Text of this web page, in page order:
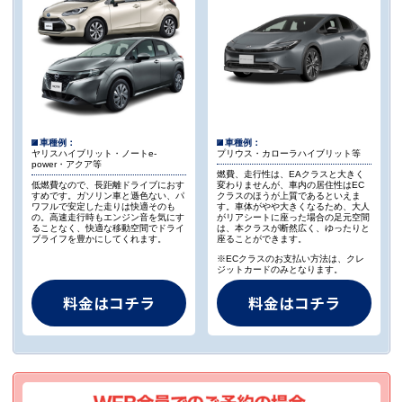
車種例：
ヤリスハイブリット・ノートe-
power・アクア等
低燃費なので、長距離ドライブにおす
すめです。ガソリン車と遜色ない、パ
ワフルで安定した走りは快適そのも
の。高速走行時もエンジン音を気にす
ることなく、快適な移動空間でドライ
ブライフを豊かにしてくれます。
料金はコチラ
車種例：
プリウス・カローラハイブリット等
燃費、走行性は、EAクラスと大きく
変わりませんが、車内の居住性はEC
クラスのほうが上質であるといえま
す。車体がやや大きくなるため、大人
がリアシートに座った場合の足元空間
は、本クラスが断然広く、ゆったりと
座ることができます。
※ECクラスのお支払い方法は、クレ
ジットカードのみとなります。
料金はコチラ